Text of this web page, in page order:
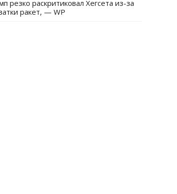
резко раскритиковал Хегсета из-за
ракет, — WP